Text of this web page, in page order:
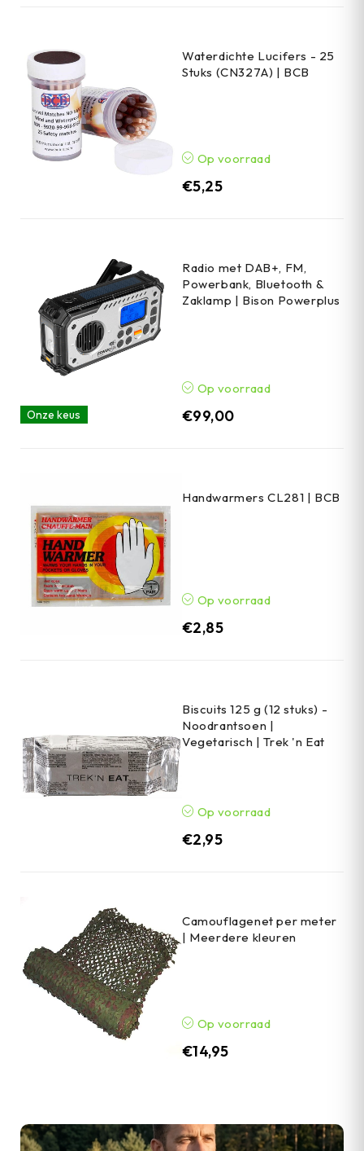
Waterdichte Lucifers - 25
Stuks (CN327A) | BCB
Op voorraad
€5,25
Onze keus
Radio met DAB+, FM,
Powerbank, Bluetooth &
Zaklamp | Bison Powerplus
Op voorraad
€99,00
Handwarmers CL281 | BCB
Op voorraad
€2,85
Biscuits 125 g (12 stuks) -
Noodrantsoen |
Vegetarisch | Trek 'n Eat
Op voorraad
€2,95
Camouflagenet per meter
| Meerdere kleuren
Op voorraad
€14,95